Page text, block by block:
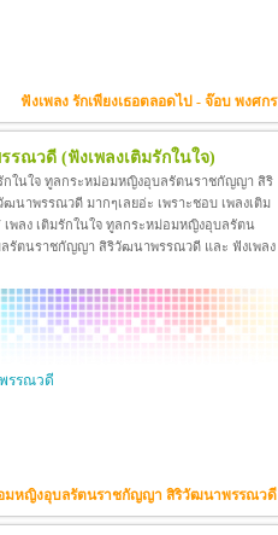
ฟังเพลง รักเพียงเธอตลอดไป - จ๊อบ พงศกร
รรณวดี (ฟังเพลงเติมรักในใจ)
กในใจ ทูลกระหม่อมหญิงอุบลรัตนราชกัญญา สิริ
าพรรณวดี มากๆเลยอ่ะ เพราะชอบ เพลงเติม
ลง เติมรักในใจ ทูลกระหม่อมหญิงอุบลรัตน
รัตนราชกัญญา สิริวัฒนาพรรณวดี และ ฟังเพลง
รรณวดี
อมหญิงอุบลรัตนราชกัญญา สิริวัฒนาพรรณวดี